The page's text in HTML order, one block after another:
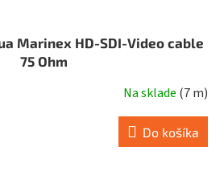
Marinex HD-SDI-Video cable
75 Ohm
Na sklade (7 m)
Do košíka